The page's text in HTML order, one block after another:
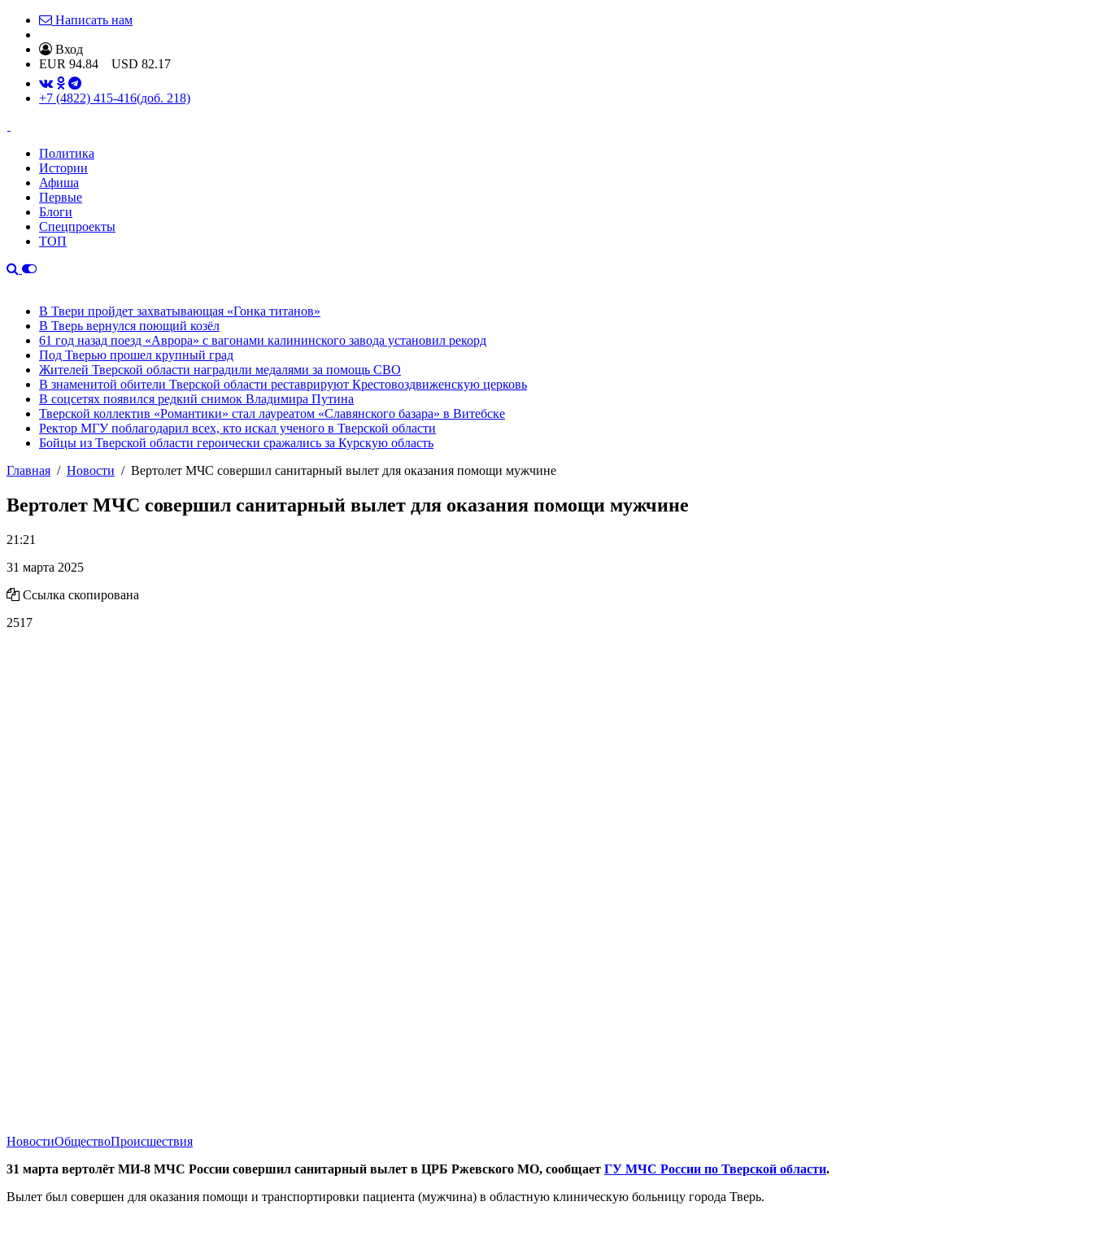
Написать нам
Вход
EUR 94.84 USD 82.17
+7 (4822) 415-416(доб. 218)
Политика
Истории
Афиша
Первые
Блоги
Спецпроекты
ТОП
В Твери пройдет захватывающая «Гонка титанов»
В Тверь вернулся поющий козёл
61 год назад поезд «Аврора» с вагонами калининского завода установил рекорд
Под Тверью прошел крупный град
Жителей Тверской области наградили медалями за помощь СВО
В знаменитой обители Тверской области реставрируют Крестовоздвиженскую церковь
В соцсетях появился редкий снимок Владимира Путина
Тверской коллектив «Романтики» стал лауреатом «Славянского базара» в Витебске
Ректор МГУ поблагодарил всех, кто искал ученого в Тверской области
Бойцы из Тверской области героически сражались за Курскую область
Главная
Новости Вертолет МЧС совершил санитарный вылет для оказания помощи мужчине
Вертолет МЧС совершил санитарный вылет для оказания помощи мужчине
21:21
31 марта 2025
Ссылка скопирована
2517
НовостиОбществоПроисшествия
31 марта вертолёт МИ-8 МЧС России совершил санитарный вылет в ЦРБ Ржевского МО, сообщает ГУ МЧС России по Тверской области.
Вылет был совершен для оказания помощи и транспортировки пациента (мужчина) в областную клиническую больницу города Тверь.